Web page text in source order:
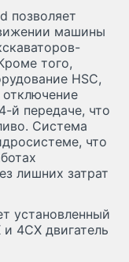
позволяет
машины
того,
HSC,
й передаче, что
Система
что
лишних затрат
установленный
4CX двигатель